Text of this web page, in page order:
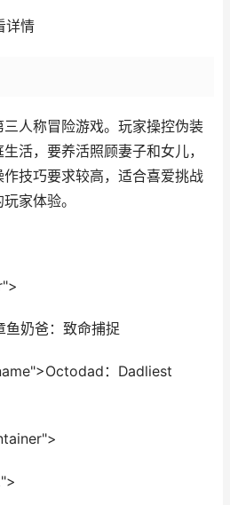
详情
人称冒险游戏。玩家操控伪装
活，要养活照顾妻子和女儿，
技巧要求较高，适合喜爱挑战
家体验。
奶爸：致命捕捉
：Dadliest